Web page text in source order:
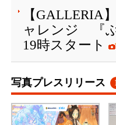
【GALLERIA
ャレンジ 『ぶ
19時スタート
写真プレスリリース